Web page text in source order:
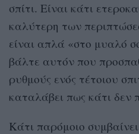
σπίτι. Είναι κάτι
καλύτερη των
είναι απλά «στο μυαλό
βάλτε αυτόν που
ρυθμούς ενός τέτοιου
καταλάβει πως κάτι δεν
Κάτι παρόμοιο